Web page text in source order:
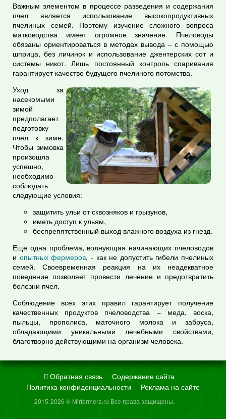
Важным элементом в процессе разведения и содержания
пчел является использование высокопродуктивных
пчелиных семей. Поэтому изучение сложного вопроса
матководства имеет огромное значение. Пчеловоды
обязаны ориентироваться в методах вывода – с помощью
шприца, без личинок и использование джентерских сот и
системы никот. Лишь постоянный контроль спаривания
гарантирует качество будущего пчелиного потомства.
Уход за
насекомыми
зимой
предполагает
подготовку
пчел к зиме.
Чтобы зимовка
произошла
успешно,
необходимо
соблюдать
следующие условия:
защитить ульи от сквозняков и грызунов,
иметь доступ к ульям,
беспрепятственный выход влажного воздуха из гнезд.
Еще одна проблема, волнующая начинающих пчеловодов
и опытных фермеров, - как не допустить гибели пчелиных
семей. Своевременная реакция на их неадекватное
поведение позволяет провести лечение и предотвратить
болезни пчел.
Соблюдение всех этих правил гарантирует получение
качественных продуктов пчеловодства – меда, воска,
пыльцы, прополиса, маточного молока и забруса,
обладающими уникальными лечебными свойствами,
благотворно действующими на организм человека.
Обратная связь
Содержание сайта
Политика конфиденциальности
Реклама на сайте
2015-2026 © Mirfermera.ru Все права защищены.